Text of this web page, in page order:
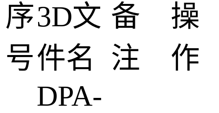
序
号
3D文
件名
备
注
操
作
DPA-